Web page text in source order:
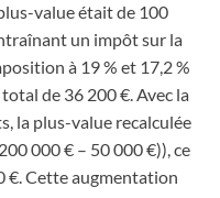
value était de 100
un impôt sur la
à 19 % et 17,2 %
de 36 200 €. Avec la
la plus-value recalculée
000 € – 50 000 €)), ce
€. Cette augmentation